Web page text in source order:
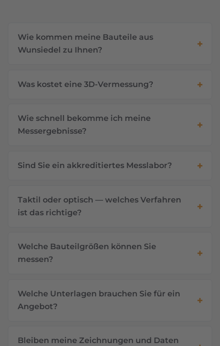
Wie kommen meine Bauteile aus
Wunsiedel zu Ihnen?
Was kostet eine 3D-Vermessung?
Wie schnell bekomme ich meine
Messergebnisse?
Sind Sie ein akkreditiertes Messlabor?
Taktil oder optisch — welches Verfahren
ist das richtige?
Welche Bauteilgrößen können Sie
messen?
Welche Unterlagen brauchen Sie für ein
Angebot?
Bleiben meine Zeichnungen und Daten